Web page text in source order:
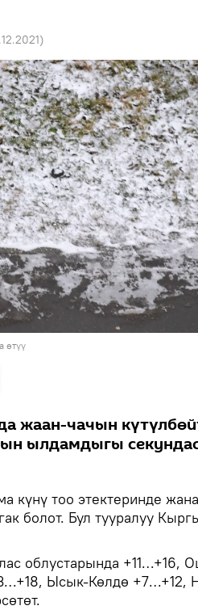
)
өтүү
жаан-чачын
ылдамдыгы
күнү тоо этектеринде
болот. Бул тууралуу
облустарында +11…+16,
Ысык-Көлдө +7…+12,